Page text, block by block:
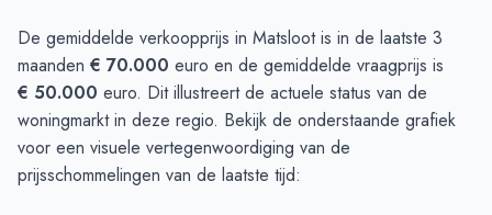
De gemiddelde verkoopprijs in Matslootis in de laatste 3
maanden € 70.000 euro en de gemiddelde vraagprijs is
€ 50.000 euro. Dit illustreert de actuele status van de
woningmarkt in deze regio. Bekijk de onderstaande grafiek
voor een visuele vertegenwoordiging van de
prijsschommelingen van de laatste tijd: